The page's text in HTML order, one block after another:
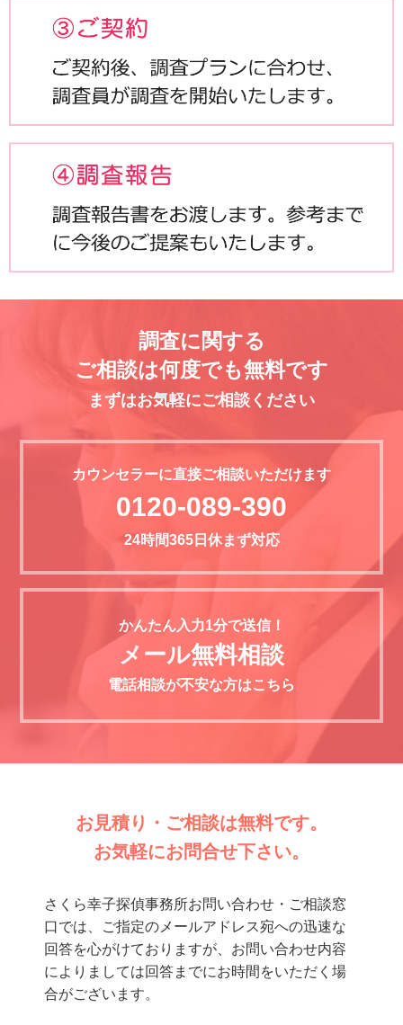
調査に関する
ご相談は何度でも無料です
まずはお気軽にご相談ください
カウンセラーに直接ご相談いただけます
0120-089-390
24時間365日休まず対応
かんたん入力1分で送信！
メール無料相談
電話相談が不安な方はこちら
お見積り・ご相談は無料です。
お気軽にお問合せ下さい。
さくら幸子探偵事務所お問い合わせ・ご相談窓
口では、ご指定のメールアドレス宛への迅速な
回答を心がけておりますが、お問い合わせ内容
によりましては回答までにお時間をいただく場
合がございます。